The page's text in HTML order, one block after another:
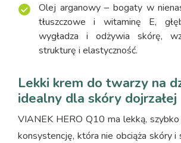
Olej arganowy – bogaty w
tłuszczowe i witaminę E,
wygładza i odżywia skórę,
strukturę i elastyczność.
Lekki krem do twarzy na
idealny dla skóry dojrzałej
VIANEK HERO Q10 ma lekką, szybko
konsystencję, która nie obciąża skóry i